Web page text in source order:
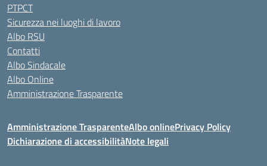
PTPCT
Sicurezza nei luoghi di lavoro
Albo RSU
Contatti
Albo Sindacale
Albo Online
Amministrazione Trasparente
Amministrazione TrasparenteAlbo onlinePrivacy Policy
Dichiarazione di accessibilitàNote legali